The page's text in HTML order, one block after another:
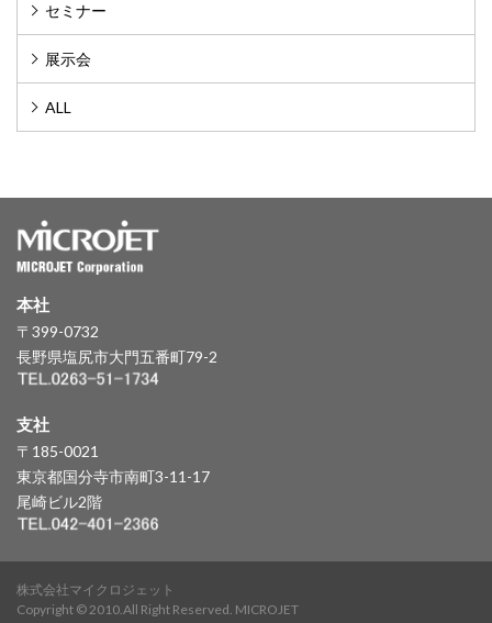
セミナー
展示会
ALL
本社
〒399-0732
長野県塩尻市大門五番町79-2
支社
〒185-0021
東京都国分寺市南町3-11-17
尾崎ビル2階
株式会社マイクロジェット
Copyright © 2010.All Right Reserved. MICROJET